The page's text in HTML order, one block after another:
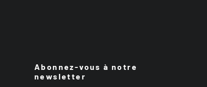
Abonnez-vous à notre
newsletter